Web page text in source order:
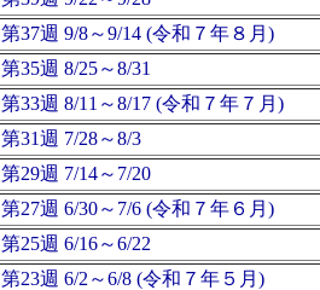
第37週 9/8～9/14 (令和７年８月)
第35週 8/25～8/31
第33週 8/11～8/17 (令和７年７月)
第31週 7/28～8/3
第29週 7/14～7/20
第27週 6/30～7/6 (令和７年６月)
第25週 6/16～6/22
第23週 6/2～6/8 (令和７年５月)